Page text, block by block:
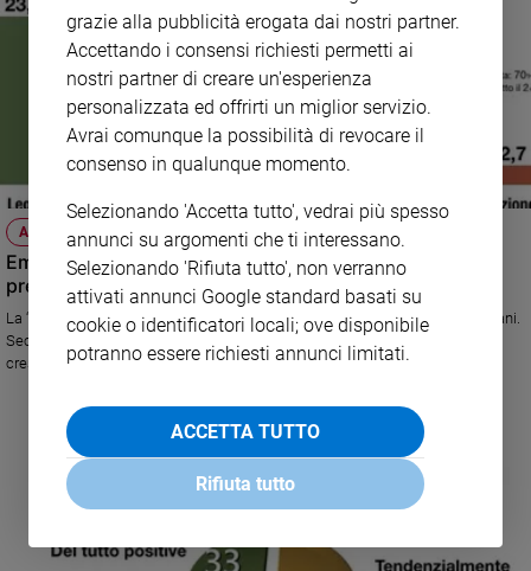
Policy
Pubblicità
Registrati
Redazione
ATTUALITÀ
Emergenza covid: in calo la fiducia degli italiani nel
premier Conte e nelle Regioni
La “seconda ondata” della pandemia muove i consensi politici degli italiani.
Secondo il barometro dell'istituto in calo anche i consensi per la Lega;
cresce Fratelli d'Italia; stabili PD e M5S.
grazie alla pubblicità erogata dai nostri partner.
Accettando i consensi richiesti permetti ai
nostri partner di creare un'esperienza
personalizzata ed offrirti un miglior servizio.
Avrai comunque la possibilità di revocare il
consenso in qualunque momento.
Selezionando 'Accetta tutto', vedrai più spesso
annunci su argomenti che ti interessano.
Selezionando 'Rifiuta tutto', non verranno
attivati annunci Google standard basati su
cookie o identificatori locali; ove disponibile
potranno essere richiesti annunci limitati.
ACCETTA TUTTO
Rifiuta tutto